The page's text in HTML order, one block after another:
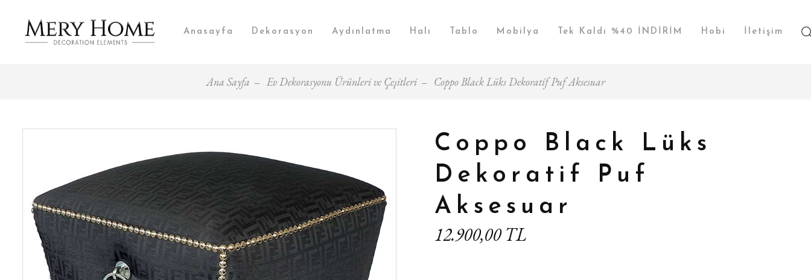
Anasayfa Dekorasyon Aydınlatma Halı Tablo Mobilya Tek Kaldı %40 İNDİRİM Hobi İletişim
Ana Sayfa Ev Dekorasyonu Ürünleri ve Çeşitleri Coppo Black Lüks Dekoratif Puf Aksesuar
Coppo Black Lüks
Dekoratif Puf
Aksesuar
12.900,00 TL